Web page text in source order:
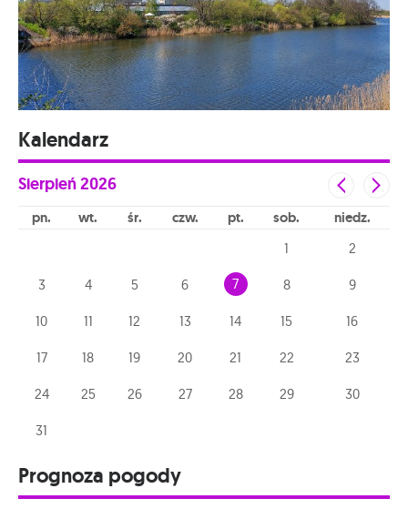
Kalendarz
Sierpień2026
pn wt śr czw pt sob niedz
1 2
3 4 5 6 7 8 9
10 11 12 13 14 15 16
17 18 19 20 21 22 23
24 25 26 27 28 29 30
31
Prognoza pogody